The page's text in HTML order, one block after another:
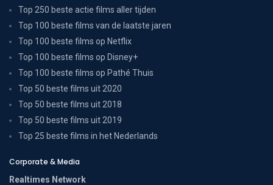
Top 250 beste actie films aller tijden
Top 100 beste films van de laatste jaren
Top 100 beste films op Netflix
Top 100 beste films op Disney+
Top 100 beste films op Pathé Thuis
Top 50 beste films uit 2020
Top 50 beste films uit 2018
Top 50 beste films uit 2019
Top 25 beste films in het Nederlands
Corporate & Media
Realtimes Network